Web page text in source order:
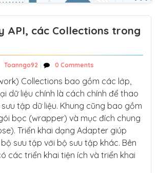
API, các Collections trong
Toanngo92 0 Comments
Collections bao gồm các lớp,
dữ liệu chính là cách chính để thao
tập dữ liệu. Khung cũng bao gồm
bọc (wrapper) và mục đích chung
Triển khai dạng Adapter giúp
sưu tập với bộ sưu tập khác. Bên
các triển khai tiện ích và triển khai